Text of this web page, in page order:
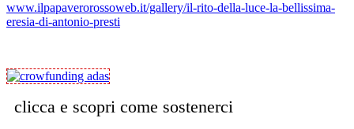
www.ilpapaverorossoweb.it/gallery/il-rito-della-luce-la-bellissima-
eresia-di-antonio-presti
clicca e scopri come sostenerci